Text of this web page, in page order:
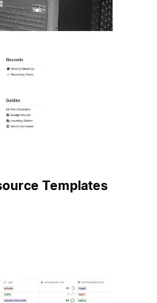
Templates